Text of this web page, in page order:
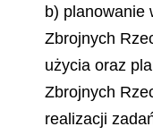
b) planowanie
Zbrojnych
użycia oraz
Zbrojnych
realizacji